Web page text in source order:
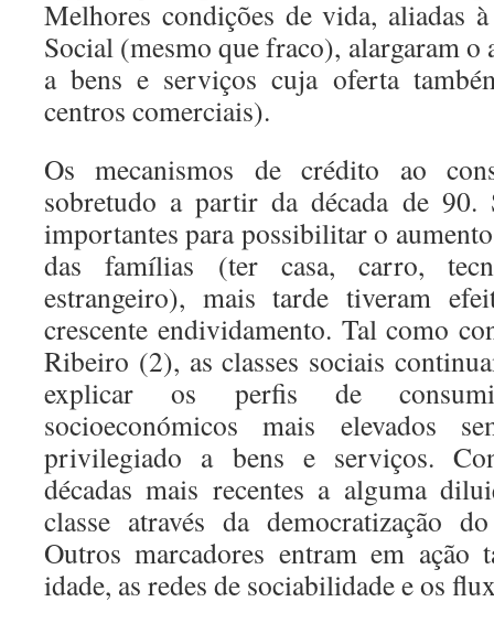
Melhores condições de vida, aliadas
Social (mesmo que fraco), alargaram o
a bens e serviços cuja oferta
centros comerciais).
Os mecanismos de crédito ao
sobretudo a partir da década de 90.
importantes para possibilitar o
das famílias (ter casa, carro,
estrangeiro), mais tarde tiveram
crescente endividamento. Tal como
Ribeiro (2), as classes sociais
explicar os perfis de
socioeconómicos mais elevados
privilegiado a bens e serviços.
décadas mais recentes a alguma
classe através da democratização
Outros marcadores entram em ação
idade, as redes de sociabilidade e os